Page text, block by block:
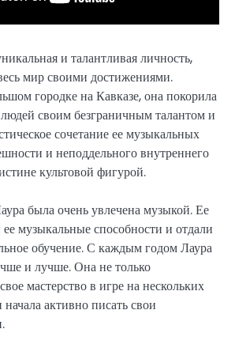
и талантливая личность,
мир своими достижениями.
городке на Кавказе, она покорила
своим безграничным талантом и
сочетание ее музыкальных
и неподдельного внутреннего
культовой фигурой.
была очень увлечена музыкой. Ее
музыкальные способности и отдали
обучение. С каждым годом Лаура
и лучше. Она не только
мастерство в игре на нескольких
активно писать свои